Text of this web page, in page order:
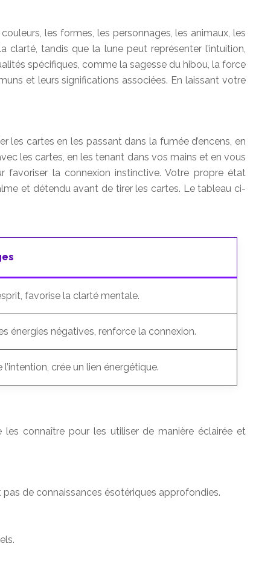
les formes, les personnages, les animaux, les
tandis que la lune peut représenter l’intuition,
spécifiques, comme la sagesse du hibou, la force
et leurs significations associées. En laissant votre
cartes en les passant dans la fumée d’encens, en
les cartes, en les tenant dans vos mains et en vous
la connexion instinctive. Votre propre état
et détendu avant de tirer les cartes. Le tableau ci-
favorise la clarté mentale.
énergies négatives, renforce la connexion.
l’intention, crée un lien énergétique.
connaître pour les utiliser de manière éclairée et
de connaissances ésotériques approfondies.